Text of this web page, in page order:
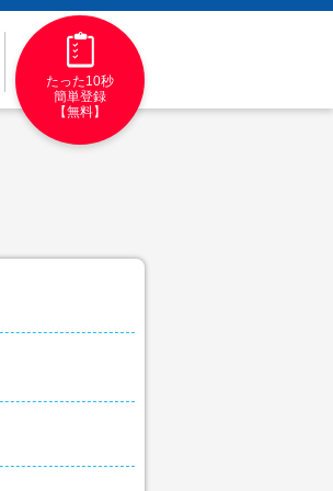
たった10秒
簡単登録
【無料】